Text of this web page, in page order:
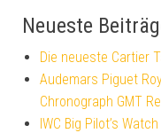
Neueste
Die neueste Cartier
Audemars Piguet
Chronograph GMT
IWC Big Pilot’s